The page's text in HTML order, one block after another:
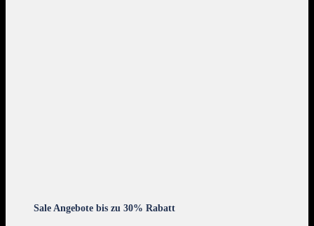
Sale Angebote bis zu 30% Rabatt